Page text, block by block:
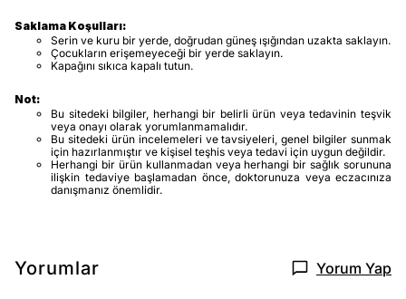
Saklama Koşulları:
Serin ve kuru bir yerde, doğrudan güneş ışığından uzakta saklayın.
Çocukların erişemeyeceği bir yerde saklayın.
Kapağını sıkıca kapalı tutun.
Not:
Bu sitedeki bilgiler, herhangi bir belirli ürün veya tedavinin teşvik
veya onayı olarak yorumlanmamalıdır.
Bu sitedeki ürün incelemeleri ve tavsiyeleri, genel bilgiler sunmak
için hazırlanmıştır ve kişisel teşhis veya tedavi için uygun değildir.
Herhangi bir ürün kullanmadan veya herhangi bir sağlık sorununa
ilişkin tedaviye başlamadan önce, doktorunuza veya eczacınıza
danışmanız önemlidir.
Yorumlar Yorum Yap